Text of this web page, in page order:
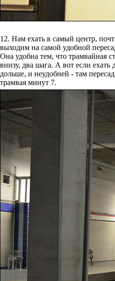
12. Нам ехать в самый центр,
выходим на самой удобной
Она удобна тем, что трамвайная
внизу, два шага. А вот если ехать
дольше, и неудобней - там
трамвая минут 7.